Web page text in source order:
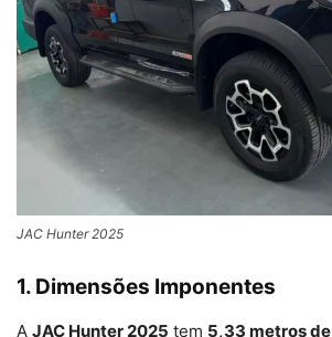
JAC Hunter 2025
1. Dimensões Imponentes
A JAC Hunter 2025 tem 5,33 metros de